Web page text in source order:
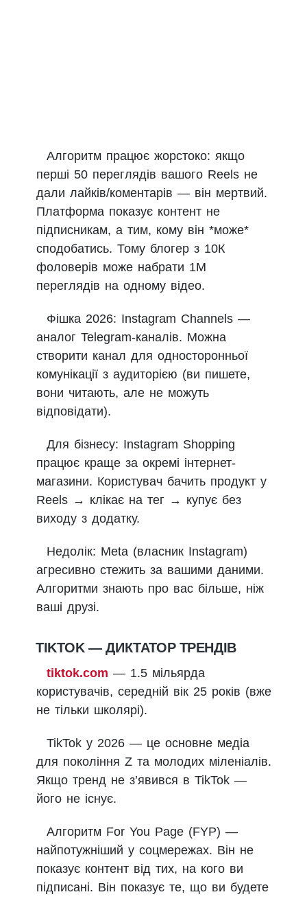
Алгоритм працює жорстоко: якщо
перші 50 переглядів вашого Reels не
дали лайків/коментарів — він мертвий.
Платформа показує контент не
підписникам, а тим, кому він *може*
сподобатись. Тому блогер з 10К
фоловерів може набрати 1М
переглядів на одному відео.
Фішка 2026: Instagram Channels —
аналог Telegram-каналів. Можна
створити канал для односторонньої
комунікації з аудиторією (ви пишете,
вони читають, але не можуть
відповідати).
Для бізнесу: Instagram Shopping
працює краще за окремі інтернет-
магазини. Користувач бачить продукт у
Reels → клікає на тег → купує без
виходу з додатку.
Недолік: Meta (власник Instagram)
агресивно стежить за вашими даними.
Алгоритми знають про вас більше, ніж
ваші друзі.
TIKTOK — ДИКТАТОР ТРЕНДІВ
tiktok.com — 1.5 мільярда
користувачів, середній вік 25 років (вже
не тільки школярі).
TikTok у 2026 — це основне медіа
для покоління Z та молодих міленіалів.
Якщо тренд не з’явився в TikTok —
його не існує.
Алгоритм For You Page (FYP) —
найпотужніший у соцмережах. Він не
показує контент від тих, на кого ви
підписані. Він показує те, що ви будете